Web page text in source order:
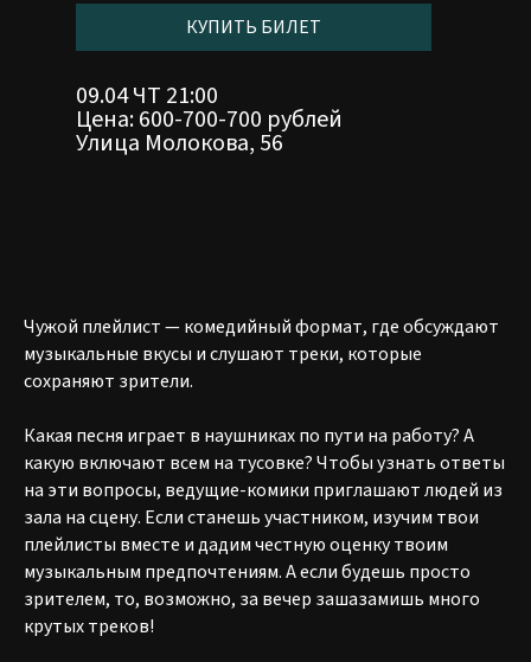
КУПИТЬ БИЛЕТ
09.04 ЧТ 21:00
Цена: 600-700-700 рублей
Улица Молокова, 56
Чужой плейлист — комедийный формат, где обсуждают
музыкальные вкусы и слушают треки, которые
сохраняют зрители.
Какая песня играет в наушниках по пути на работу? А
какую включают всем на тусовке? Чтобы узнать ответы
на эти вопросы, ведущие-комики приглашают людей из
зала на сцену. Если станешь участником, изучим твои
плейлисты вместе и дадим честную оценку твоим
музыкальным предпочтениям. А если будешь просто
зрителем, то, возможно, за вечер зашазамишь много
крутых треков!
АФИША
О КЛУБЕ
РЕЗИДЕНТЫ
МЕНЮ
ООО «КАМЕДИ ХОЛЛ
КРАСНОЯРСК»
ИНН 2465370336
ОГРН 1252400022797